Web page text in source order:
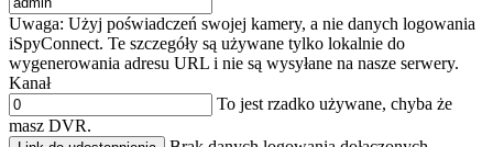
Uwaga: Użyj poświadczeń swojej kamery, a nie danych logowania
iSpyConnect. Te szczegóły są używane tylko lokalnie do
wygenerowania adresu URL i nie są wysyłane na nasze serwery.
Kanał
To jest rzadko używane, chyba że
masz DVR.